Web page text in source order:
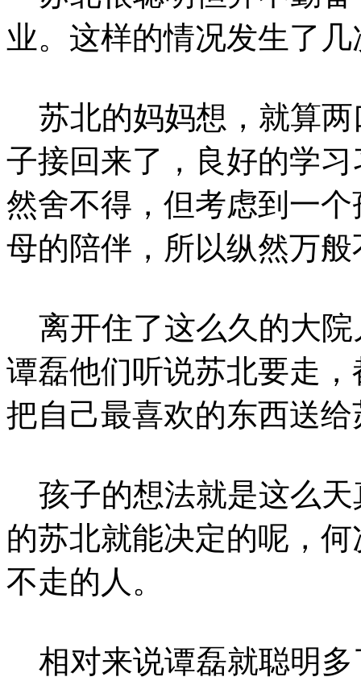
业。这样的情况发生了
苏北的妈妈想，就算两
子接回来了，良好的学
然舍不得，但考虑到一
母的陪伴，所以纵然万
离开住了这么久的大院
谭磊他们听说苏北要走
把自己最喜欢的东西送
孩子的想法就是这么天
的苏北就能决定的呢，
不走的人。
相对来说谭磊就聪明多